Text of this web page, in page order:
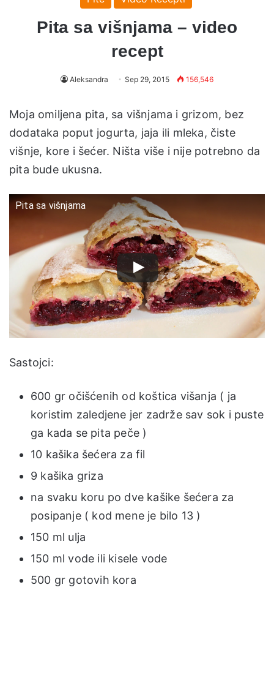
Pita sa višnjama – video
recept
Aleksandra Sep 29, 2015 156,546
Moja omiljena pita, sa višnjama i grizom, bez
dodataka poput jogurta, jaja ili mleka, čiste
višnje, kore i šećer. Ništa više i nije potrebno da
pita bude ukusna.
Pita sa višnjama
Sastojci:
600 gr očišćenih od koštica višanja ( ja
koristim zaledjene jer zadrže sav sok i puste
ga kada se pita peče )
10 kašika šećera za fil
9 kašika griza
na svaku koru po dve kašike šećera za
posipanje ( kod mene je bilo 13 )
150 ml ulja
150 ml vode ili kisele vode
500 gr gotovih kora